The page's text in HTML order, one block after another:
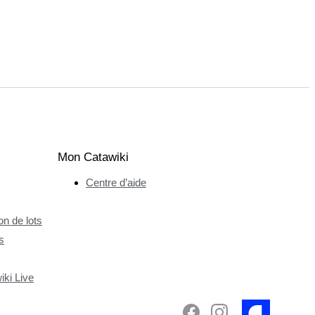
de lots
Live
Mon Catawiki
Centre d’aide